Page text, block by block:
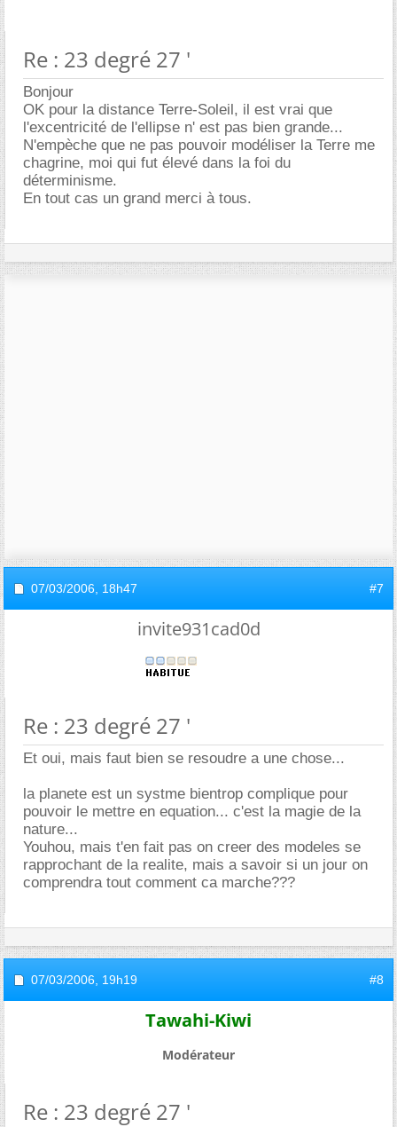
Re : 23 degré 27 '
Bonjour
OK pour la distance Terre-Soleil, il est vrai que
l'excentricité de l'ellipse n' est pas bien grande...
N'empèche que ne pas pouvoir modéliser la Terre me
chagrine, moi qui fut élevé dans la foi du
déterminisme.
En tout cas un grand merci à tous.
07/03/2006, 18h47 #7
invite931cad0d
Re : 23 degré 27 '
Et oui, mais faut bien se resoudre a une chose...
la planete est un systme bientrop complique pour
pouvoir le mettre en equation... c'est la magie de la
nature...
Youhou, mais t'en fait pas on creer des modeles se
rapprochant de la realite, mais a savoir si un jour on
comprendra tout comment ca marche???
07/03/2006, 19h19 #8
Tawahi-Kiwi
Modérateur
Re : 23 degré 27 '